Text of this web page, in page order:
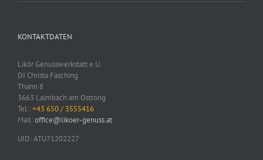
KONTAKTDATEN
Likör Genusswerkstatt e.U.
DI Christa Fasching
Thann 8
3663 Laimbach am Ostrong
Tel.:+43 650 / 3555416
Mail:office@likoer-genuss.at
UID: ATU71202227